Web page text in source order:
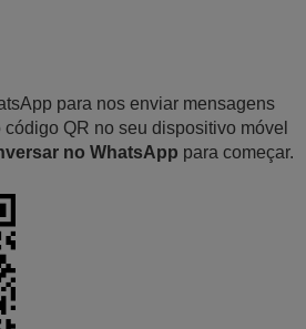
para nos enviar mensagens
QR no seu dispositivo móvel
no WhatsApp para começar.